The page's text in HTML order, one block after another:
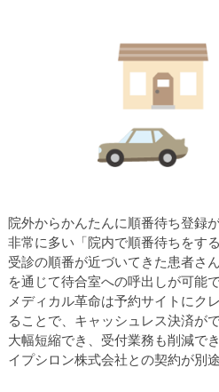
院外からかんたんに順番待ち登録
非常に多い「院内で順番待ちをす
受診の順番が近づいてきた患者さ
を通じて待合室への呼出しが可能で
メディカル革命は予約サイトにク
ることで、キャッシュレス決済が
大幅短縮でき、受付業務も削減でき
イプシロン株式会社との契約が別